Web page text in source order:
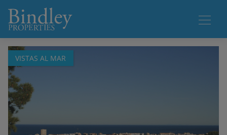
VISTAS AL MAR
1 / 20